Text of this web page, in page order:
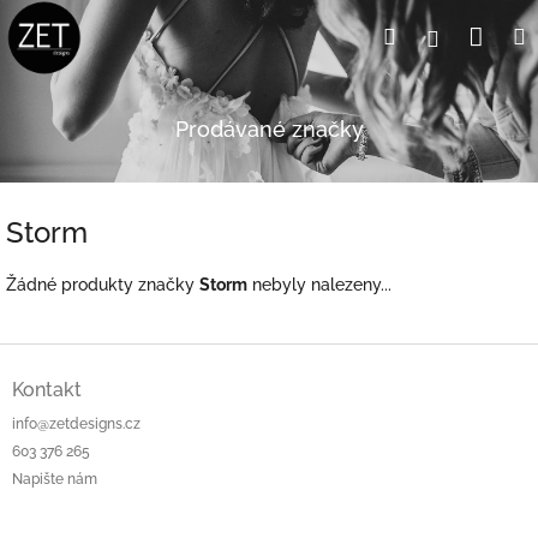
Přejít
na
obsah
HledatPřihlášení
Prodávané značky
Storm
Žádné produkty značky Storm nebyly nalezeny...
Kontakt
info@zetdesigns.cz
603 376 265
Napište nám